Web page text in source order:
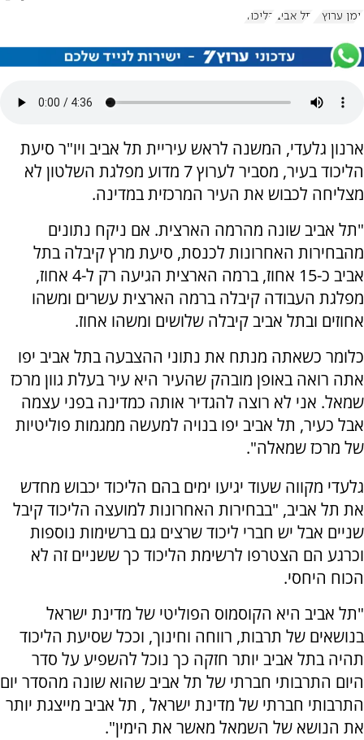
יומן ערוץ 7 תל אביב הליכוד
ארנון גלעדי, המשנה לראש עיריית תל אביב ויו"ר סיעת
הליכוד בעיר, מסביר לערוץ 7 מדוע מפלגת השלטון לא
מצליחה לכבוש את העיר המרכזית במדינה.
"תל אביב שונה מהרמה הארצית. אם ניקח נתונים
מהבחירות האחרונות לכנסת, סיעת מרץ קיבלה בתל
אביב כ-15 אחוז, ברמה הארצית הגיעה רק ל-4 אחוז,
מפלגת העבודה קיבלה ברמה הארצית עשרים ומשהו
אחוזים ובתל אביב קיבלה שלושים ומשהו אחוז.
כלומר כשאתה מנתח את נתוני ההצבעה בתל אביב יפו
אתה רואה באופן מובהק שהעיר היא עיר בעלת גוון מרכז
שמאל. אני לא רוצה להגדיר אותה כמדינה בפני עצמה
אבל כעיר, תל אביב יפו בנויה למעשה ממגמות פוליטיות
של מרכז שמאלה".
גלעדי מקווה שעוד יגיעו ימים בהם הליכוד יכבוש מחדש
את תל אביב, "בבחירות האחרונות למועצה הליכוד קיבל
שניים אבל יש חברי ליכוד שרצים גם ברשימות נוספות
וכרגע הם הצטרפו לרשימת הליכוד כך ששניים זה לא
הכוח היחסי.
"תל אביב היא הקוסמוס הפוליטי של מדינת ישראל
בנושאים של תרבות, רווחה וחינוך, וככל שסיעת הליכוד
תהיה בתל אביב יותר חזקה כך נוכל להשפיע על סדר
היום התרבותי חברתי של תל אביב שהוא שונה מהסדר יום
התרבותי חברתי של מדינת ישראל , תל אביב מייצגת יותר
את הנושא של השמאל מאשר את הימין".